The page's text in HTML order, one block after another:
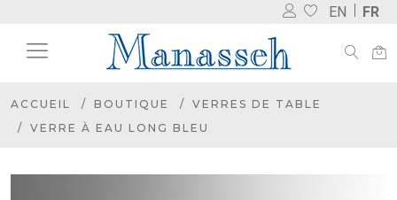
EN FR
ACCUEIL BOUTIQUE
VERRES DE TABLE
VERRE À EAU LONG BLEU